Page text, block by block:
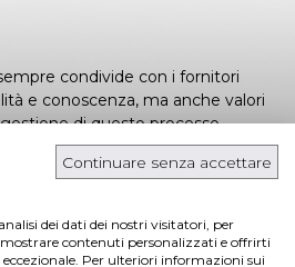
condivide con i fornitori
e conoscenza, ma anche valori
di questo processo,
Vendor Hub, una piattaforma
e condivisione in tempo reale
e contrattuali.
Continuare senza accettare
dei dati dei nostri visitatori, per
contenuti personalizzati e offrirti
Per ulteriori informazioni sui